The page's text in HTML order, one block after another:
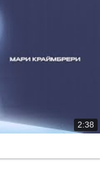
2:38